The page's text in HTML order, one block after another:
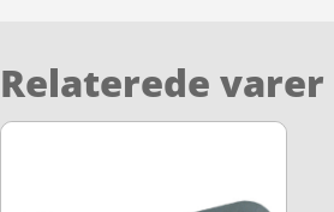
Relaterede varer